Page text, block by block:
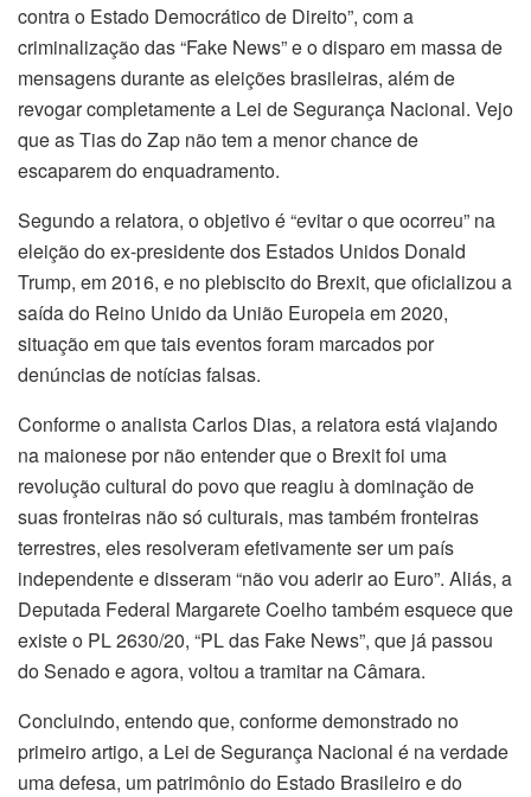
contra o Estado Democrático de Direito”, com a
criminalização das “Fake News” e o disparo em massa de
mensagens durante as eleições brasileiras, além de
revogar completamente a Lei de Segurança Nacional. Vejo
que as Tias do Zap não tem a menor chance de
escaparem do enquadramento.
Segundo a relatora, o objetivo é “evitar o que ocorreu” na
eleição do ex-presidente dos Estados Unidos Donald
Trump, em 2016, e no plebiscito do Brexit, que oficializou a
saída do Reino Unido da União Europeia em 2020,
situação em que tais eventos foram marcados por
denúncias de notícias falsas.
Conforme o analista Carlos Dias, a relatora está viajando
na maionese por não entender que o Brexit foi uma
revolução cultural do povo que reagiu à dominação de
suas fronteiras não só culturais, mas também fronteiras
terrestres, eles resolveram efetivamente ser um país
independente e disseram “não vou aderir ao Euro”. Aliás, a
Deputada Federal Margarete Coelho também esquece que
existe o PL 2630/20, “PL das Fake News”, que já passou
do Senado e agora, voltou a tramitar na Câmara.
Concluindo, entendo que, conforme demonstrado no
primeiro artigo, a Lei de Segurança Nacional é na verdade
uma defesa, um patrimônio do Estado Brasileiro e do